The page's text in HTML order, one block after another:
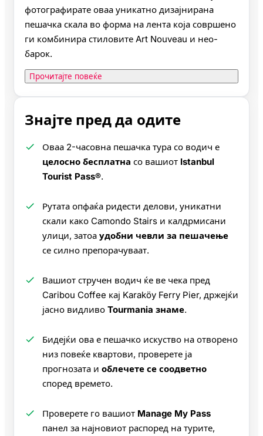
фотографирате оваа уникатно дизајнирана
пешачка скала во форма на лента која совршено
ги комбинира стиловите Art Nouveau и нео-
барок.
Прочитајте повеќе
Знајте пред да одите
Оваа 2-часовна пешачка тура со водич е
целосно бесплатна со вашиот Istanbul
Tourist Pass®.
Рутата опфаќа ридести делови, уникатни
скали како Camondo Stairs и калдрмисани
улици, затоа удобни чевли за пешачење
се силно препорачуваат.
Вашиот стручен водич ќе ве чека пред
Caribou Coffee кај Karaköy Ferry Pier, држејќи
јасно видливо Tourmania знаме.
Бидејќи ова е пешачко искуство на отворено
низ повеќе квартови, проверете ја
прогнозата и облечете се соодветно
според времето.
Проверете го вашиот Manage My Pass
панел за најновиот распоред на турите,